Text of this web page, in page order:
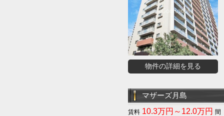
物件の詳細を見る
マザーズ月島
10.3万円～12.0万円